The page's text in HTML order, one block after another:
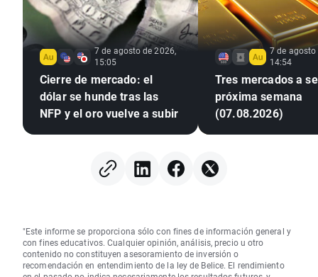
7 de agosto de 2026,
15:05
Cierre de mercado: el
dólar se hunde tras las
NFP y el oro vuelve a subir
7 de agosto
14:54
Tres mercados a
próxima semana
(07.08.2026)
"Este informe se proporciona sólo con fines de información general y
con fines educativos. Cualquier opinión, análisis, precio u otro
contenido no constituyen asesoramiento de inversión o
recomendación en entendimiento de la ley de Belice. El rendimiento